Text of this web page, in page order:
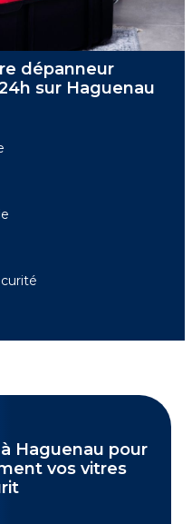
dépanneur
sur Haguenau
Haguenau pour
vos vitres